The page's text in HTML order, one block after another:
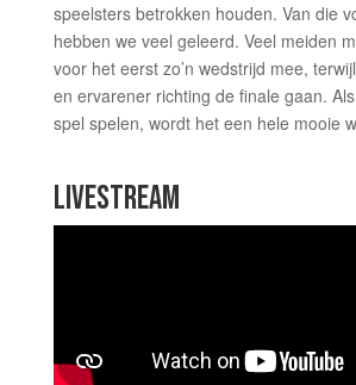
speelsters betrokken houden. Van die
hebben we veel geleerd. Veel meiden
voor het eerst zo’n wedstrijd mee,
en ervarener richting de finale gaan.
spel spelen, wordt het een hele mooie
LIVESTREAM